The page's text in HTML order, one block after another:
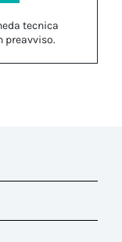
tecnica
preavviso.